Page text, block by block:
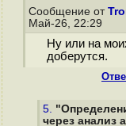
Сообщение от
Май-26, 22:29
Ну или на
доберутся.
5.
через анализ